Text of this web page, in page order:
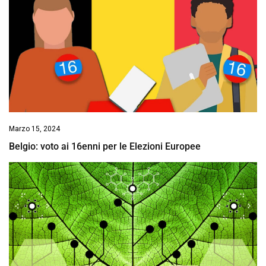
Marzo 15, 2024
Belgio: voto ai 16enni per le Elezioni Europee